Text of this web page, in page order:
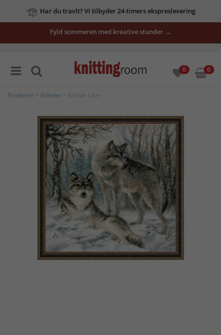
Har du travlt? Vi tilbyder 24-timers ekspreslevering
Fyld sommeren med kreative stunder →
0 0
Broderier Billeder > Billede Ulve